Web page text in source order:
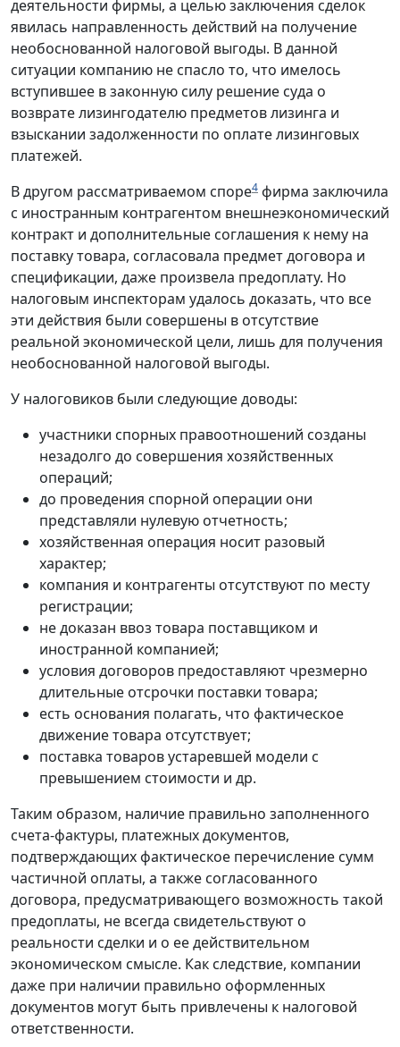
деятельности фирмы, а целью заключения сделок
явилась направленность действий на получение
необоснованной налоговой выгоды. В данной
ситуации компанию не спасло то, что имелось
вступившее в законную силу решение суда о
возврате лизингодателю предметов лизинга и
взыскании задолженности по оплате лизинговых
платежей.
В другом рассматриваемом споре4 фирма заключила
с иностранным контрагентом внешнеэкономический
контракт и дополнительные соглашения к нему на
поставку товара, согласовала предмет договора и
спецификации, даже произвела предоплату. Но
налоговым инспекторам удалось доказать, что все
эти действия были совершены в отсутствие
реальной экономической цели, лишь для получения
необоснованной налоговой выгоды.
У налоговиков были следующие доводы:
участники спорных правоотношений созданы
незадолго до совершения хозяйственных
операций;
до проведения спорной операции они
представляли нулевую отчетность;
хозяйственная операция носит разовый
характер;
компания и контрагенты отсутствуют по месту
регистрации;
не доказан ввоз товара поставщиком и
иностранной компанией;
условия договоров предоставляют чрезмерно
длительные отсрочки поставки товара;
есть основания полагать, что фактическое
движение товара отсутствует;
поставка товаров устаревшей модели с
превышением стоимости и др.
Таким образом, наличие правильно заполненного
счета-фактуры, платежных документов,
подтверждающих фактическое перечисление сумм
частичной оплаты, а также согласованного
договора, предусматривающего возможность такой
предоплаты, не всегда свидетельствуют о
реальности сделки и о ее действительном
экономическом смысле. Как следствие, компании
даже при наличии правильно оформленных
документов могут быть привлечены к налоговой
ответственности.